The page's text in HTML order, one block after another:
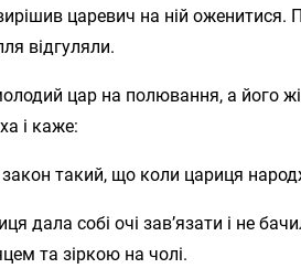
царевич на ній оженитися.
відгуляли.
цар на полювання, а його
і каже:
такий, що коли цариця
дала собі очі зав’язати і не
та зіркою на чолі.